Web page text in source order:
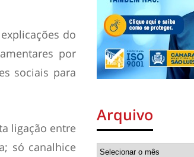
do
por
sociais para
ligação entre
só canalhice
Arquivo